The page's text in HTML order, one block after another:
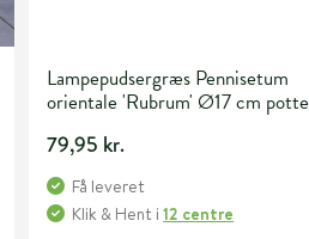
Lampepudsergræs Pennisetum
orientale 'Rubrum' Ø17 cm potte
79,95 kr.
Få leveret
Klik & Hent i12 centre